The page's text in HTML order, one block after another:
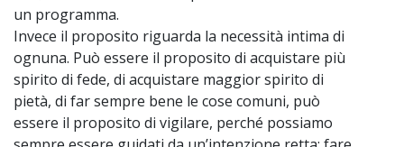
un programma.
Invece il proposito riguarda la necessità intima di
ognuna. Può essere il proposito di acquistare più
spirito di fede, di acquistare maggior spirito di
pietà, di far sempre bene le cose comuni, può
essere il proposito di vigilare, perché possiamo